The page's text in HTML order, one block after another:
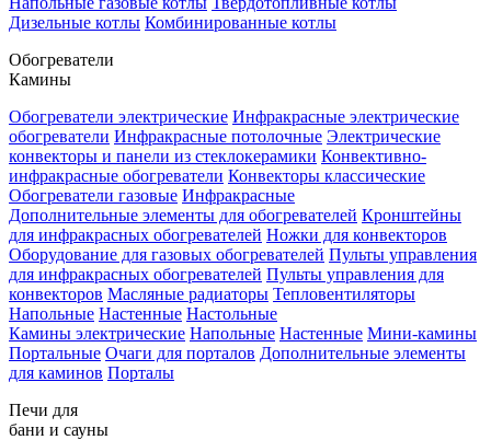
Дизельные котлы Комбинированные котлы
Обогреватели
Камины
Обогреватели электрические Инфракрасные электрические
обогреватели Инфракрасные потолочные Электрические
конвекторы и панели из стеклокерамики Конвективно-
инфракрасные обогреватели Конвекторы классические
Обогреватели газовые Инфракрасные
Дополнительные элементы для обогревателей Кронштейны
для инфракрасных обогревателей Ножки для конвекторов
Оборудование для газовых обогревателей Пульты управления
для инфракрасных обогревателей Пульты управления для
конвекторов Масляные радиаторы Тепловентиляторы
Напольные Настенные Настольные
Камины электрические Напольные Настенные Мини-камины
Портальные Очаги для порталов Дополнительные элементы
для каминов Порталы
Печи для
бани и сауны